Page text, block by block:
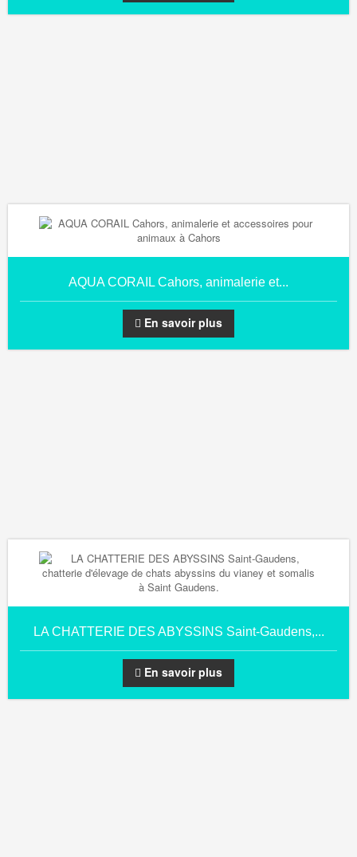
AQUA CORAIL Cahors, animalerie et...
En savoir plus
LA CHATTERIE DES ABYSSINS Saint-Gaudens,...
En savoir plus